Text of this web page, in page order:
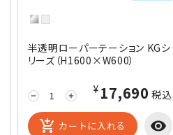
半透明ローパーテーション KGシ
リーズ（H1600×W600）
remove add ¥17,690 税込
add_shopping_cart カートに入れる visibility